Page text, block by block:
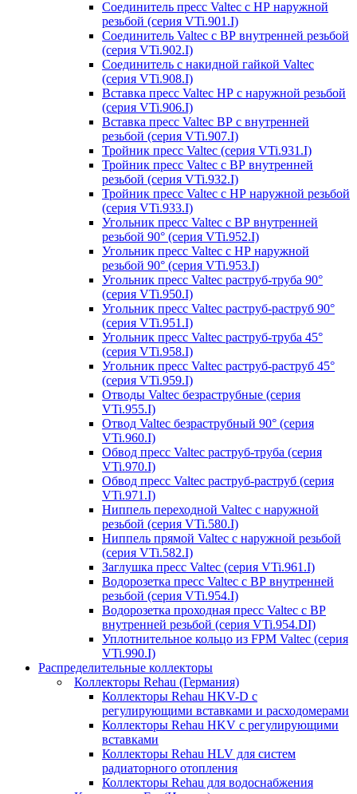
Соединитель пресс Valtec с НР наружной
резьбой (серия VTi.901.I)
Соединитель Valtec с ВР внутренней резьбой
(серия VTi.902.I)
Соединитель с накидной гайкой Valtec
(серия VTi.908.I)
Вставка пресс Valtec НР с наружной резьбой
(серия VTi.906.I)
Вставка пресс Valtec ВР с внутренней
резьбой (серия VTi.907.I)
Тройник пресс Valtec (серия VTi.931.I)
Тройник пресс Valtec с ВР внутренней
резьбой (серия VTi.932.I)
Тройник пресс Valtec с НР наружной резьбой
(серия VTi.933.I)
Угольник пресс Valtec с ВР внутренней
резьбой 90° (серия VTi.952.I)
Угольник пресс Valtec с НР наружной
резьбой 90° (серия VTi.953.I)
Угольник пресс Valtec раструб-труба 90°
(серия VTi.950.I)
Угольник пресс Valtec раструб-раструб 90°
(серия VTi.951.I)
Угольник пресс Valtec раструб-труба 45°
(серия VTi.958.I)
Угольник пресс Valtec раструб-раструб 45°
(серия VTi.959.I)
Отводы Valtec безраструбные (серия
VTi.955.I)
Отвод Valtec безраструбный 90° (серия
VTi.960.I)
Обвод пресс Valtec раструб-труба (серия
VTi.970.I)
Обвод пресс Valtec раструб-раструб (серия
VTi.971.I)
Ниппель переходной Valtec с наружной
резьбой (серия VTi.580.I)
Ниппель прямой Valtec с наружной резьбой
(серия VTi.582.I)
Заглушка пресс Valtec (серия VTi.961.I)
Водорозетка пресс Valtec с ВР внутренней
резьбой (серия VTi.954.I)
Водорозетка проходная пресс Valtec с ВР
внутренней резьбой (серия VTi.954.DI)
Уплотнительное кольцо из FPM Valtec (серия
VTi.990.I)
Распределительные коллекторы
Коллекторы Rehau (Германия)
Коллекторы Rehau HKV-D с
регулирующими вставками и расходомерами
Коллекторы Rehau HKV с регулирующими
вставками
Коллекторы Rehau HLV для систем
радиаторного отопления
Коллекторы Rehau для водоснабжения